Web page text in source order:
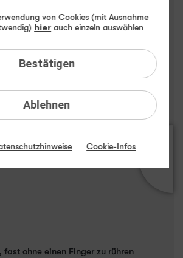
fast ohne einen Finger zu rühren
Ablehnen
von Cookies (mit Ausnahme
hier auch einzeln auswählen
Bestätigen
Cookie-Infos